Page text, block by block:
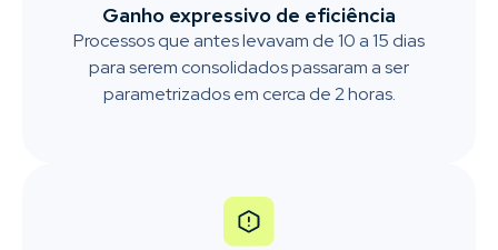
Ganho expressivo de eficiência
Processos que antes levavam de 10 a 15 dias
para serem consolidados passaram a ser
parametrizados em cerca de 2 horas.